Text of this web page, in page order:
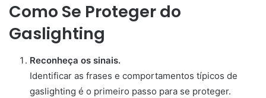
Como Se Proteger do
Gaslighting
Reconheça os sinais.
Identificar as frases e comportamentos típicos de
gaslighting é o primeiro passo para se proteger.